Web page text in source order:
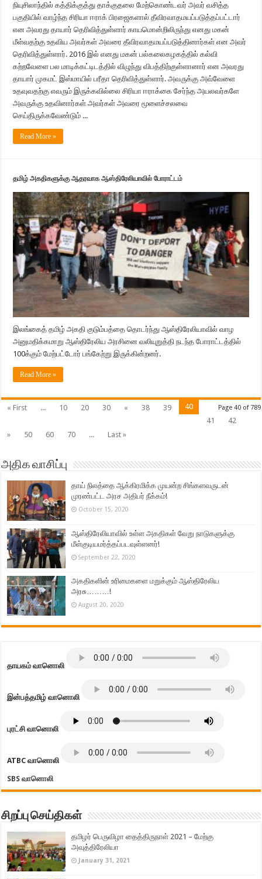
நியுசிலாந்தில் கத்திக்குத்து தாக்குதலை மேற்கொண்டவர் அவர் வசித்த
பகுதியில் வாழ்ந்த சிரியா ஈராக் பிரஜைகளால் தீவிரவாதமயப்படுத்தப்பட்டார்
என அவரது தாயார் தெரிவித்துள்ளார் காயமொன்றிலிருந்து எனது மகன்
மீள்வதற்கு உதவிய அவர்கள் அவரை தீவிரவாதமயப்படுத்தினார்கள் என அவர்
தெரிவித்துள்ளார். 2016 இல் எனது மகன் பல்கலைகழகத்தில் கல்வி
கற்றவேளை பல மாடிக்கட்டிடத்தில் விழுந்து விபத்திற்குள்ளானார் என அவரது
தாயார் முகமட் இஸ்மாயில் பரீதா தெரிவித்துள்ளார். அவருக்கு அவ்வேளை
உதவுவதற்கு எவரும் இருக்கவில்லை சிரியா ஈராக்கை சேர்ந்த அயலவர்களே
அவருக்கு உதவினார்கள் அவர்கள் அவரை மூளைச்சலவை
செய்திருக்கவேண்டும் ...
Read More »
தமிழ் அகதிகளுக்கு ஆதரவாக ஆஸ்திரேலியாவில் போராட்டம்
இலங்கைத் தமிழ் அகதி குடும்பத்தை தொடர்ந்து ஆஸ்திரேலியாவில் வாழ
அனுமதிக்கமாறு ஆஸ்திரேலிய அரசினை வலியுறுத்தி நடந்த போராட்டத்தில்
100க்கும் மேற்பட்டோர் பங்கேற்று இருக்கின்றனர்.
Read More »
Page 40 of 789
« First ... 10 20 30 « 38 39
40
41
42
»
50 60 70 ... Last »
அதிக வாசிப்பு
தாய் நிலத்தை ஆக்கிரமிக்க முயன்ற சிங்களவருடன்
முரண்பட்ட அரச அதிபர் நீக்கம்!
October 15, 2020
ஆஸ்திரேலியாவில் உள்ள அகதிகள் வேறு நாடுகளுக்கு
மீள்குடியமர்த்தப்படவுள்ளனர்!
September 22, 2020
அகதிகளின் உரிமைகளை மறுக்கும் ஆஸ்திரேலிய
அரசு………!
August 20, 2020
தாயகம் வானொலி
இன்பத்தமிழ் வானொலி
புரட்சி வானொலி
ATBC வானொலி
SBS வானொலி
சிறப்பு செய்திகள்
தமிழர் பெருவிழா தைத்திருநாள் 2021 – மேற்கு
அவுத்திரேலியா
January 31, 2021